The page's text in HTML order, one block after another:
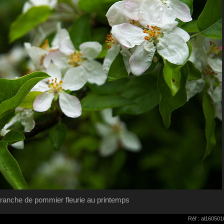
de pommier fleurie au printemps
Réf :